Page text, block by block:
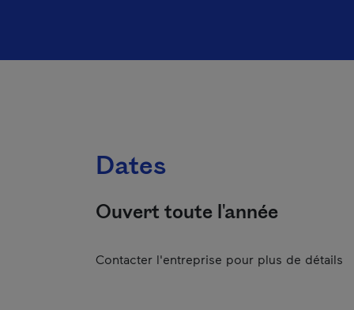
Dates
Ouvert toute l'année
Contacter l'entreprise pour plus de détails